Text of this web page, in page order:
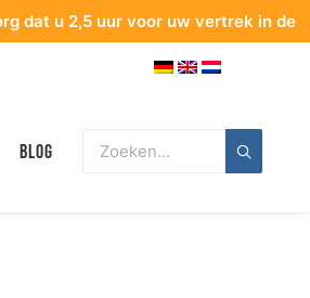
uur voor uw vertrek in de terminal
Blog